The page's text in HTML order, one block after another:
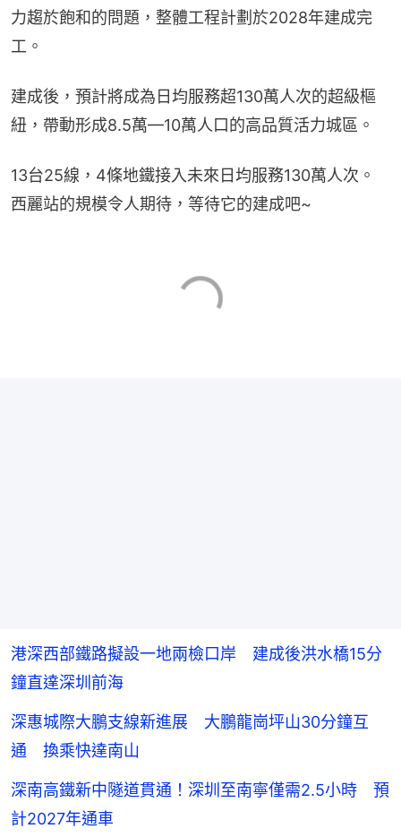
力趨於飽和的問題，整體工程計劃於2028年建成完
工。
建成後，預計將成為日均服務超130萬人次的超級樞
紐，帶動形成8.5萬—10萬人口的高品質活力城區。
13台25線，4條地鐵接入未來日均服務130萬人次。
西麗站的規模令人期待，等待它的建成吧~
港深西部鐵路擬設一地兩檢口岸 建成後洪水橋15分
鐘直達深圳前海
深惠城際大鵬支線新進展 大鵬龍崗坪山30分鐘互
通 換乘快達南山
深南高鐵新中隧道貫通！深圳至南寧僅需2.5小時 預
計2027年通車